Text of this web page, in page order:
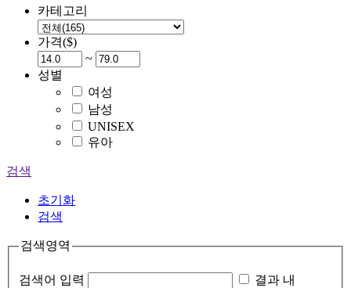
카테고리
가격($)
~
성별
여성
남성
UNISEX
유아
검색
초기화
검색
검색영역
검색어 입력 결과 내